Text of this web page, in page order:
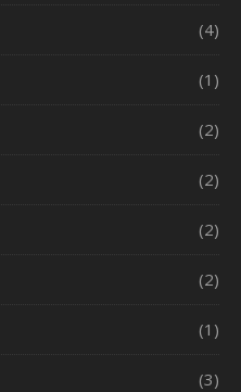
(4)
(1)
(2)
(2)
(2)
(2)
(1)
(3)